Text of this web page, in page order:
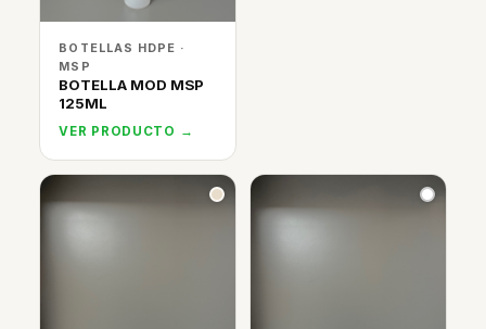
BOTELLAS HDPE ·
MSP
BOTELLA MOD MSP
125ML
VER PRODUCTO →